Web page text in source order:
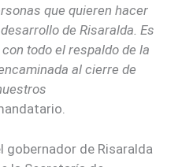
que quieren hacer
de Risaralda. Es
todo el respaldo de la
al cierre de
gobernador de Risaralda